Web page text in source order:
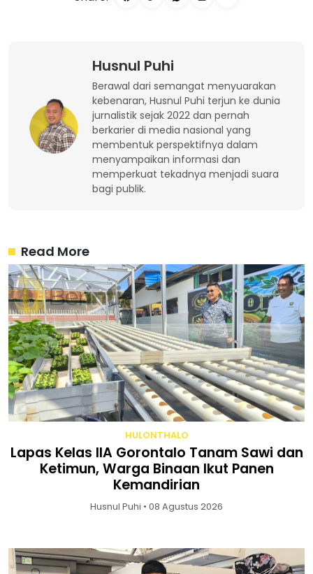
Husnul Puhi
Berawal dari semangat menyuarakan
kebenaran, Husnul Puhi terjun ke dunia
jurnalistik sejak 2022 dan pernah
berkarier di media nasional yang
membentuk perspektifnya dalam
menyampaikan informasi dan
memperkuat tekadnya menjadi suara
bagi publik.
Read More
HULONTHALO
Lapas Kelas IIA Gorontalo Tanam Sawi dan
Ketimun, Warga Binaan Ikut Panen
Kemandirian
Husnul Puhi • 08 Agustus 2026